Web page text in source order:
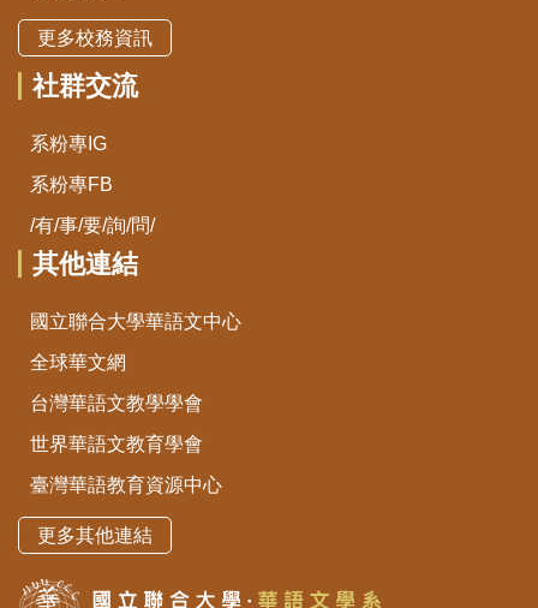
更多校務資訊
社群交流
系粉專IG
系粉專FB
/有/事/要/詢/問/
其他連結
國立聯合大學華語文中心
全球華文網
台灣華語文教學學會
世界華語文教育學會
臺灣華語教育資源中心
更多其他連結